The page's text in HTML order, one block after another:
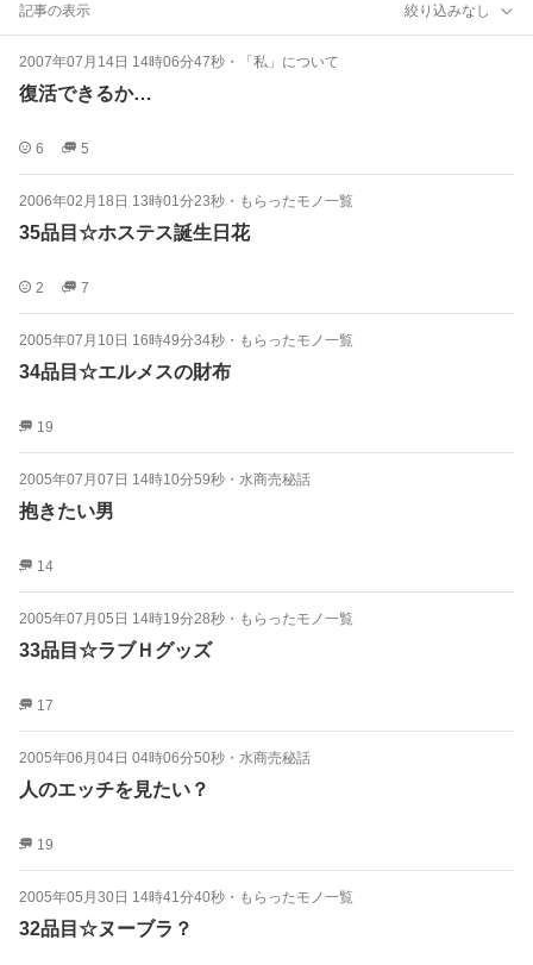
記事の表示 絞り込みなし
2007年07月14日 14時06分47秒 ・ 「私」について
復活できるか…
6 5
2006年02月18日 13時01分23秒 ・ もらったモノ一覧
35品目☆ホステス誕生日花
2 7
2005年07月10日 16時49分34秒 ・ もらったモノ一覧
34品目☆エルメスの財布
19
2005年07月07日 14時10分59秒 ・ 水商売秘話
抱きたい男
14
2005年07月05日 14時19分28秒 ・ もらったモノ一覧
33品目☆ラブＨグッズ
17
2005年06月04日 04時06分50秒 ・ 水商売秘話
人のエッチを見たい？
19
2005年05月30日 14時41分40秒 ・ もらったモノ一覧
32品目☆ヌーブラ？